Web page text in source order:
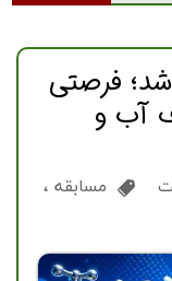
شد؛ فرصتی
آب و
مسابقه ،